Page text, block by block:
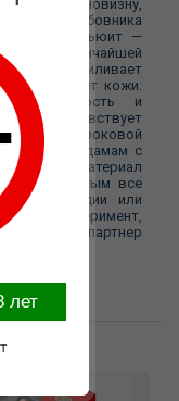
и новизну,
нового любовника
кетсьюит —
из тончайшей
усиливает
цвет кожи.
и
наряде чувствует
или роковой
подойдем дамам с
материал
закрытым все
для прелюдии или
на эксперимент,
чтобы партнер
лет